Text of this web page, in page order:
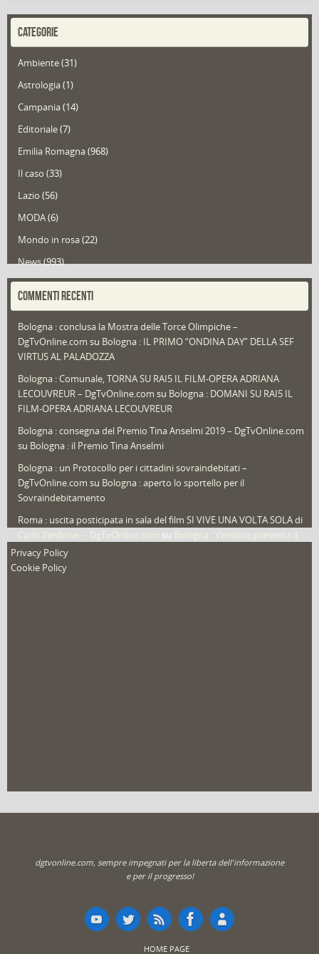
CATEGORIE
Ambiente(31)
Astrologia(1)
Campania(14)
Editoriale(7)
Emilia Romagna(968)
Il caso (33)
Lazio (56)
MODA(6)
Mondo in rosa(22)
News(993)
Portfolio(1)
Redazioni(1.049)
Speciali (22)
Sport
That's Bologna Magazine(25)
Video (archivio) (263)
COMMENTI RECENTI
Bologna : conclusa la Mostra delle Torce Olimpiche –
DgTvOnline.com su Bologna : IL PRIMO “ONDINA DAY” DELLA SEF
VIRTUS AL PALADOZZA
Bologna : Comunale, TORNA SU RAI5 IL FILM-OPERA ADRIANA
LECOUVREUR – DgTvOnline.com su Bologna : DOMANI SU RAI5 IL
FILM-OPERA ADRIANA LECOUVREUR
Bologna : consegna del Premio Tina Anselmi 2019 – DgTvOnline.com
su Bologna : il Premio Tina Anselmi
Bologna : un Protocollo per i cittadini sovraindebitati –
DgTvOnline.com su Bologna : aperto lo sportello per il
Sovraindebitamento
Roma : uscita posticipata in sala del film SI VIVE UNA VOLTA SOLA di
su
nuovo film
Privacy Policy
Cookie Policy
dgtvonline.com, sempre impegnati per la liberta dell'informazione
e per il progresso!
HOME PAGE